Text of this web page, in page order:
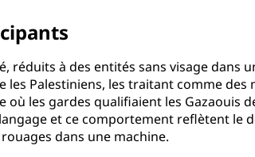
à des entités sans visage dans
les Palestiniens, les traitant comme
les gardes qualifiaient les Gazaouis
et ce comportement reflètent le
dans une machine.